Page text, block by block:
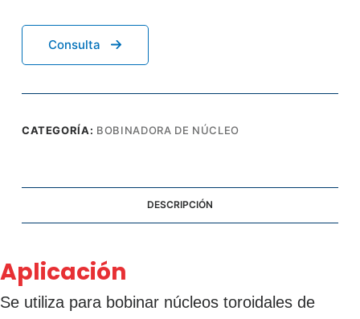
Consulta
CATEGORÍA: BOBINADORA DE NÚCLEO
DESCRIPCIÓN
Aplicación
Se utiliza para bobinar núcleos toroidales de